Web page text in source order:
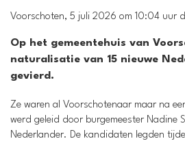
Voorschoten, 5 juli 2026 om 10:04 uur
Op het gemeentehuis van
naturalisatie van 15 nieuwe
gevierd.
Ze waren al Voorschotenaar maar na
werd geleid door burgemeester Nadine
Nederlander. De kandidaten legden